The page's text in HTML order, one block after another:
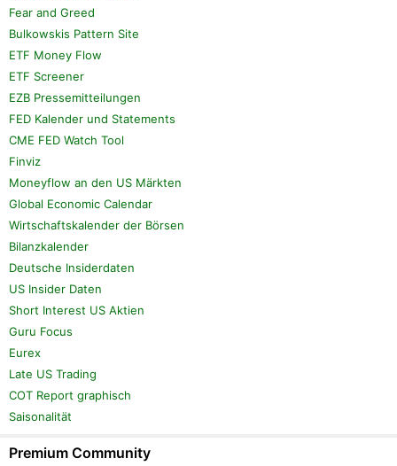
Fear and Greed
Bulkowskis Pattern Site
ETF Money Flow
ETF Screener
EZB Pressemitteilungen
FED Kalender und Statements
CME FED Watch Tool
Finviz
Moneyflow an den US Märkten
Global Economic Calendar
Wirtschaftskalender der Börsen
Bilanzkalender
Deutsche Insiderdaten
US Insider Daten
Short Interest US Aktien
Guru Focus
Eurex
Late US Trading
COT Report graphisch
Saisonalität
Premium Community